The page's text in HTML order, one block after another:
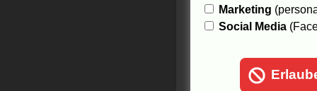
Marketing
Social Media